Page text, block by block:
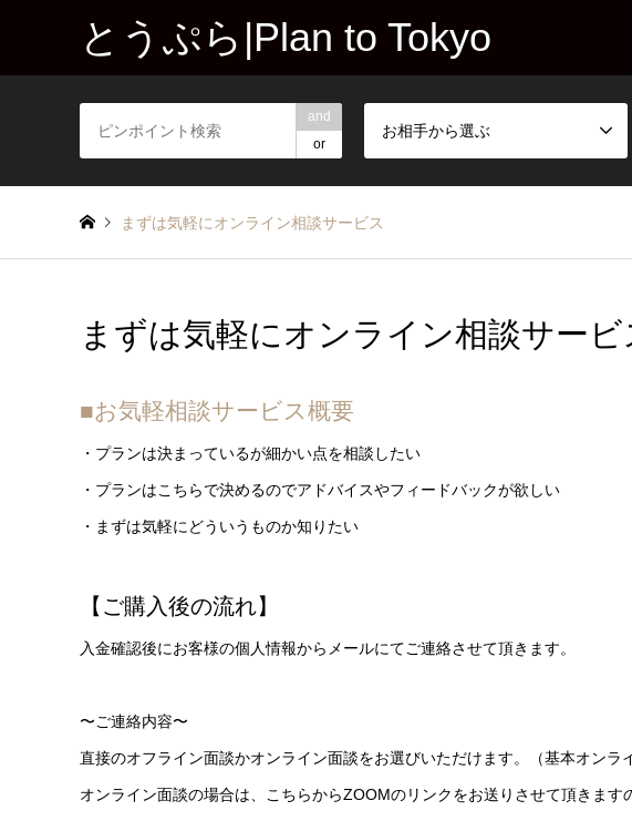
とうぷら|Plan to Tokyo
and
or
お相手から選ぶ
まずは気軽にオンライン相談サービス
まずは気軽にオンライン相談サービ
■お気軽相談サービス概要
・プランは決まっているが細かい点を相談したい
・プランはこちらで決めるのでアドバイスやフィードバックが欲しい
・まずは気軽にどういうものか知りたい
【ご購入後の流れ】
入金確認後にお客様の個人情報からメールにてご連絡させて頂きます。
〜ご連絡内容〜
直接のオフライン面談かオンライン面談をお選びいただけます。（基本オンラ
オンライン面談の場合は、こちらからZOOMのリンクをお送りさせて頂きます